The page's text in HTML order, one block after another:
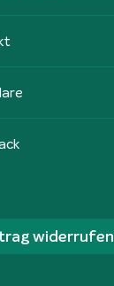
widerrufen